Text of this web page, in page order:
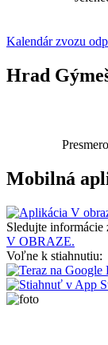
Kalendár zvozu
Hrad
Mobilná
Sledujte informácie
V OBRAZE.
Voľne k stiahnutiu: